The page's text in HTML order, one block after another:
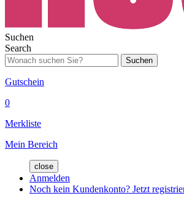
Suchen
Search
Suchen
Gutschein
0
Merkliste
Mein Bereich
close
Anmelden
Noch kein Kundenkonto? Jetzt